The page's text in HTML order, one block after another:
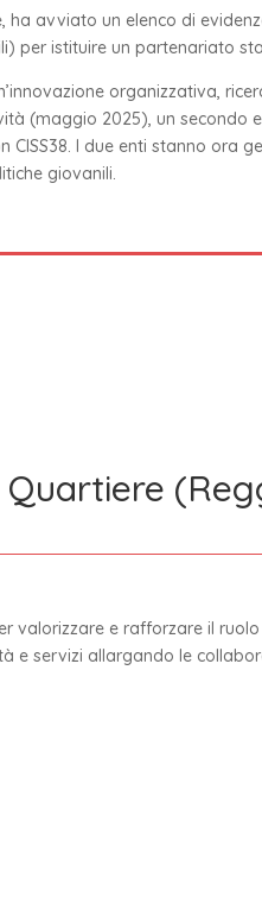
ha avviato un elenco di
istituire un partenariato
organizzativa,
(maggio 2025), un secondo
CISS38. I due enti stanno ora
giovanili.
Quartiere
valorizzare e rafforzare il ruolo
e servizi allargando le